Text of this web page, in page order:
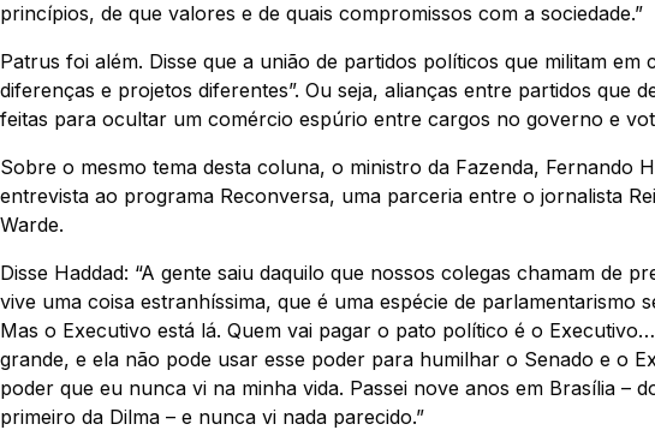
princípios, de que valores e de quais compromissos com a sociedade.”
Patrus foi além. Disse que a união de partidos políticos que militam em
diferenças e projetos diferentes”. Ou seja, alianças entre partidos que
feitas para ocultar um comércio espúrio entre cargos no governo e
Sobre o mesmo tema desta coluna, o ministro da Fazenda, Fernando
entrevista ao programa Reconversa, uma parceria entre o jornalista
Warde.
Disse Haddad: “A gente saiu daquilo que nossos colegas chamam de
vive uma coisa estranhíssima, que é uma espécie de parlamentarismo
Mas o Executivo está lá. Quem vai pagar o pato político é o
grande, e ela não pode usar esse poder para humilhar o Senado e o
poder que eu nunca vi na minha vida. Passei nove anos em Brasília –
primeiro da Dilma – e nunca vi nada parecido.”